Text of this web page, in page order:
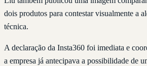
dois produtos para contestar visualmente a
técnica.
A declaração da Insta360 foi imediata e
a empresa já antecipava a possibilidade de